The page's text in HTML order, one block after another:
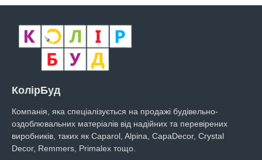
КолірБуд
Компанія, яка спеціалізується на продажі будівельно-
оздоблювальних матеріалів від надійних та перевірених
виробників, таких як Caparol, Alpina, CapaDecor, Crystal
Decor, Remmers, Primalex тощо.